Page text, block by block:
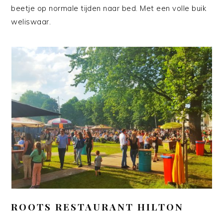
beetje op normale tijden naar bed. Met een volle buik
weliswaar.
ROOTS RESTAURANT HILTON